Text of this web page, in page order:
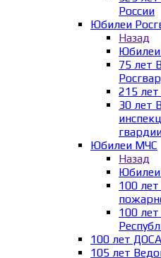
России
Юбилеи
Назад
Юбилеи
75 лет
215
30 лет
Юбилеи МЧС
Назад
100
100
100 лет
105 лет